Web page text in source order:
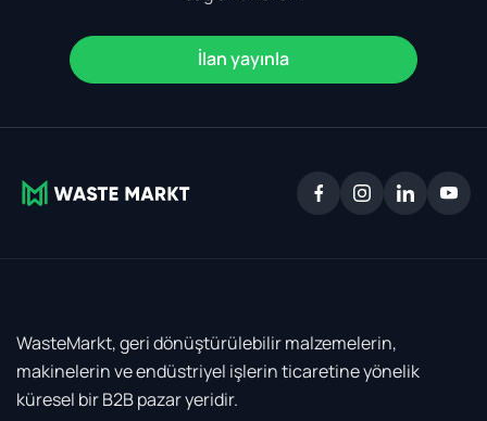
İlan yayınla
WasteMarkt, geri dönüştürülebilir malzemelerin,
makinelerin ve endüstriyel işlerin ticaretine yönelik
küresel bir B2B pazar yeridir.